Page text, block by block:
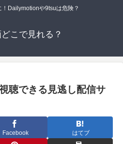
！Dailymotionや9tsuは危険？
こで見れる？
聴できる見逃し配信サ
Facebook はてブ